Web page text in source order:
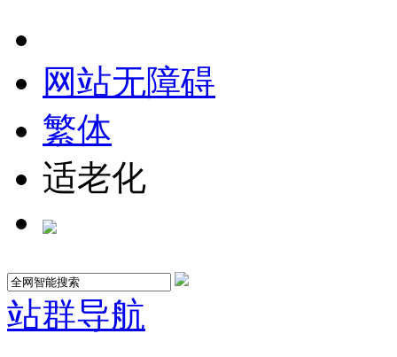
网站无障碍
繁体
适老化
站群导航